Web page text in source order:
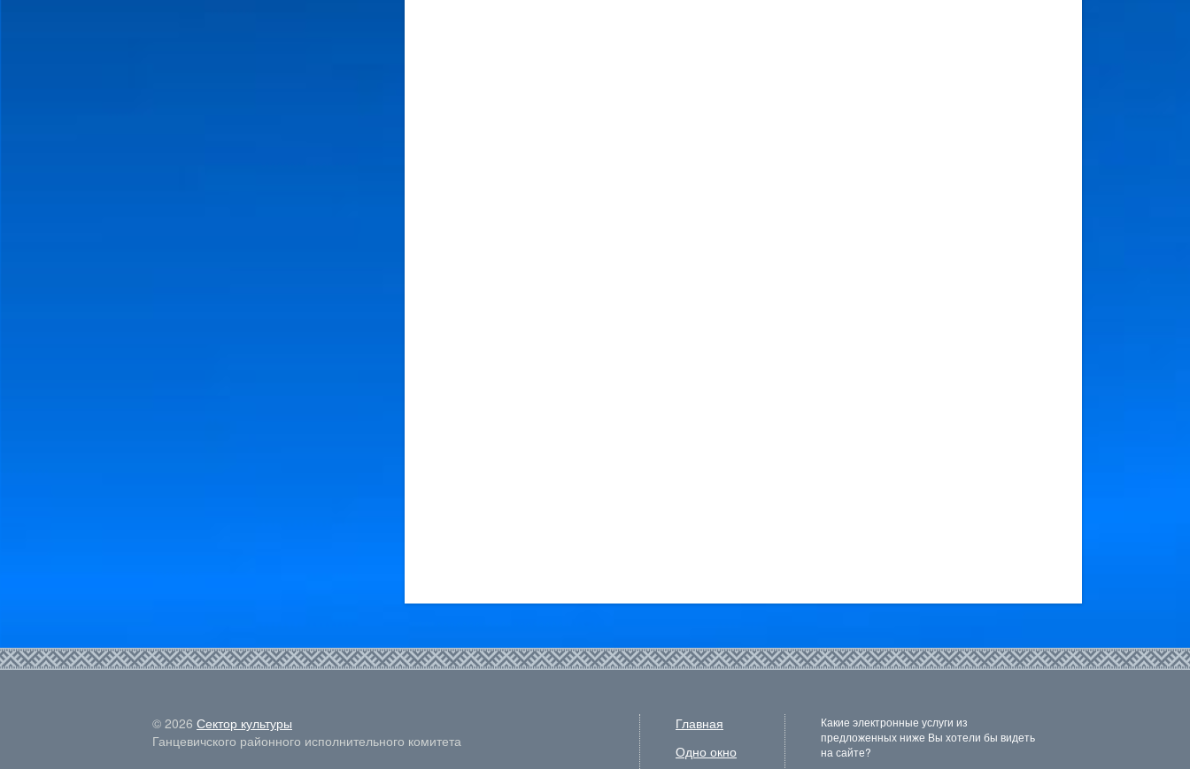
© 2026 Сектор культуры
Ганцевичского районного исполнительного комитета
Главная
Одно окно
Какие электронные услуги из
предложенных ниже Вы хотели бы видеть
на сайте?